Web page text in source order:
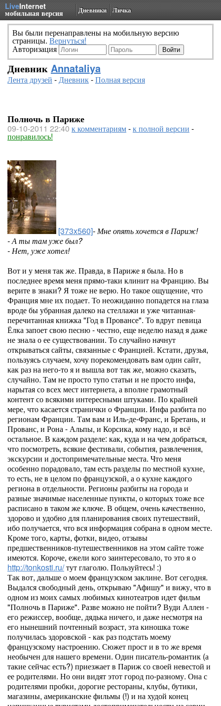
LiveInternet
мобильная версия Дневники Личка
Вы были перенаправлены на мобильную версию
страницы. Вернуться!
Авторизация
Дневник Annataliya
Лента друзей -Дневник-Полная версия
Полночь в Париже
09-10-2011 22:40 к комментариям-к полной версии -
понравилось!
[373x560]- Мне опять хочется в Париж!
- А ты там уже был?
- Нет, уже хотел!
Вот и у меня так же. Правда, в Париже я была. Но в
последнее время меня прямо-таки клинит на Францию. Вы
верите в знаки? Я тоже не верю. Но такое ощущение, что
Франция мне их подает. То неожиданно попадется на глаза
вроде бы убранная далеко на стеллажи и уже читанная-
перечитанная книжка "Год в Провансе". То вдруг певица
Ёлка запоет свою песню - честно, еще неделю назад я даже
не знала о ее существовании. То случайно начнут
открываться сайты, связанные с Францией. Кстати, друзья,
пользуясь случаем, хочу порекомендовать вам один сайт,
как раз на него-то я и вышла вот так же, можно сказать,
случайно. Там не просто тупо статьи и не просто инфа,
нарытая со всех мест интернета, а вполне грамотный
контент со всякими интересными штуками. По крайней
мере, что касается странички о Франции. Инфа разбита по
регионам Франции. Там вам и Иль-де-Франс, и Бретань, и
Прованс, и Рона - Альпы, и Корсика, кому надо, и всё
остальное. В каждом разделе: как, куда и на чем добраться,
что посмотреть, всякие фестивали, события, развлечения,
экскурсии и достопримечательные места. Что меня
особенно порадовало, там есть разделы по местной кухне,
то есть, не в целом по французской, а о кухне каждого
региона в отдельности. Регионы разбиты на города и
разные значимые населенные пункты, о которых тоже все
расписано в таком же ключе. В общем, очень качественно,
здорово и удобно для планирования своих путешествий,
ибо получается, что вся информация собрана в одном месте.
Кроме того, карты, фотки, видео, отзывы
предшественников-путешественников на этом сайте тоже
имеются. Короче, ежели кого заинтересовало, то это я о
http://tonkosti.ru/тут глаголю. Пользуйтесь! :)
Так вот, дальше о моем французском заклине. Вот сегодня.
Выдался свободный день, открываю "Афишу" и вижу, что в
одном из моих самых любимых кинотеатров идет фильм
"Полночь в Париже". Разве можно не пойти? Вуди Аллен -
его режиссер, вообще, дядька ничего, и даже несмотря на
его нынешний почтенный возраст, эта киношка тоже
получилась здоровской - как раз подстать моему
французскому настроению. Сюжет прост и в то же время
необычен для нашего времени. Один писатель-романтик (а
такие сейчас есть?) приезжает в Париж со своей невестой и
ее родителями. Но они видят этот город по-разному. Она с
родителями пробки, дорогие рестораны, клубы, бутики,
магазины, американские фильмы (!) и на худой конец